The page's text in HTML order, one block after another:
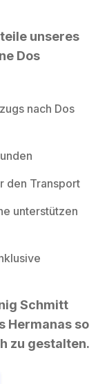
unseres
Dos
nach Dos
den Transport
unterstützen
Schmitt
Hermanas so
zu gestalten.